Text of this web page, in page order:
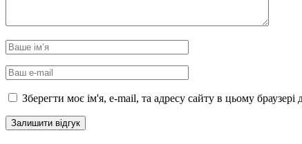
Зберегти моє ім'я, e-mail, та адресу сайту в цьому